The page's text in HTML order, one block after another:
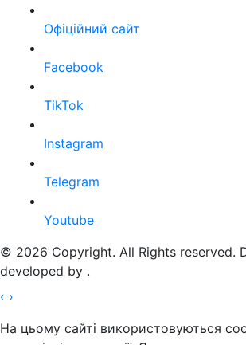
Офіційний сайт
Facebook
TikTok
Instagram
Telegram
Youtube
© 2026 Copyright. All Rights reserved.
developed by .
‹ ›
На цьому сайті використовуються